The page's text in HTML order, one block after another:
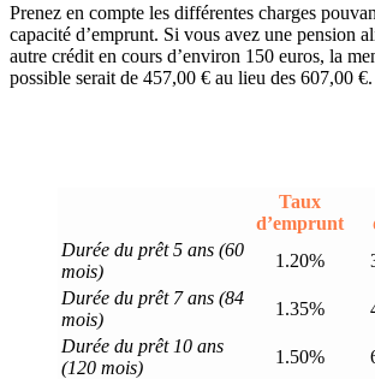
Prenez en compte les différentes charges
capacité d’emprunt. Si vous avez une pension
autre crédit en cours d’environ 150 euros, la
possible serait de 457,00 € au lieu des 607,00 €.
Taux
d’emprunt
Durée du prêt 5 ans (60
mois)
1.20%
Durée du prêt 7 ans (84
mois)
1.35%
Durée du prêt 10 ans
(120 mois)
1.50%